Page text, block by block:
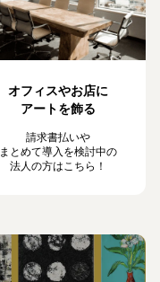
オフィスやお店に
アートを飾る
請求書払いや
まとめて導入を検討中の
法人の方はこちら！